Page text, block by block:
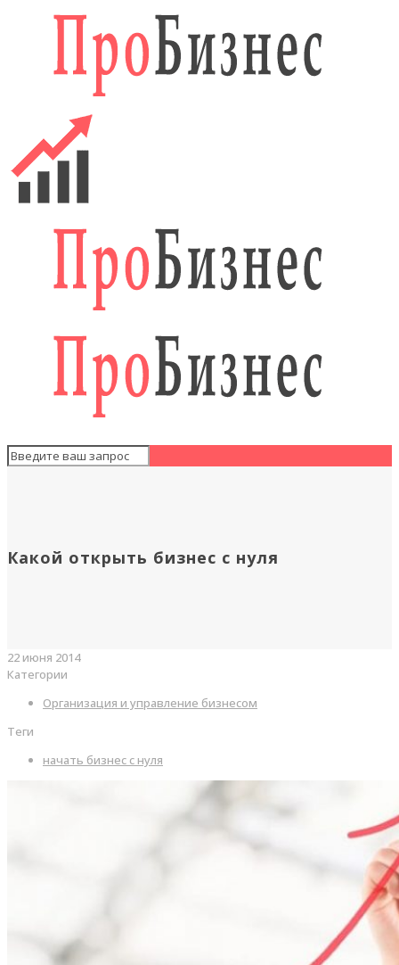
Какой открыть бизнес с нуля
22 июня 2014
Категории
Организация и управление бизнесом
Теги
начать бизнес с нуля